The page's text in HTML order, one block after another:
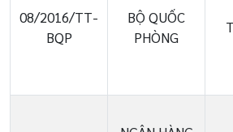
08/2016/TT-
BQP
BỘ QUỐC
PHÒNG